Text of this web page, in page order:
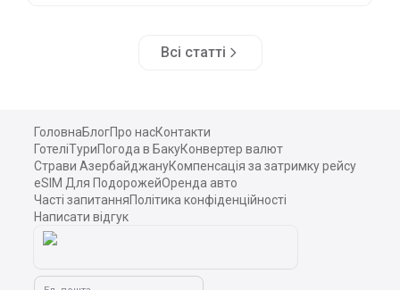
Всі статті
ГоловнаБлогПро насКонтакти
ГотеліТуриПогода в БакуКонвертер валют
Страви АзербайджануКомпенсація за затримку рейсу
eSIM Для ПодорожейОренда авто
Часті запитанняПолітика конфіденційності
Написати відгук